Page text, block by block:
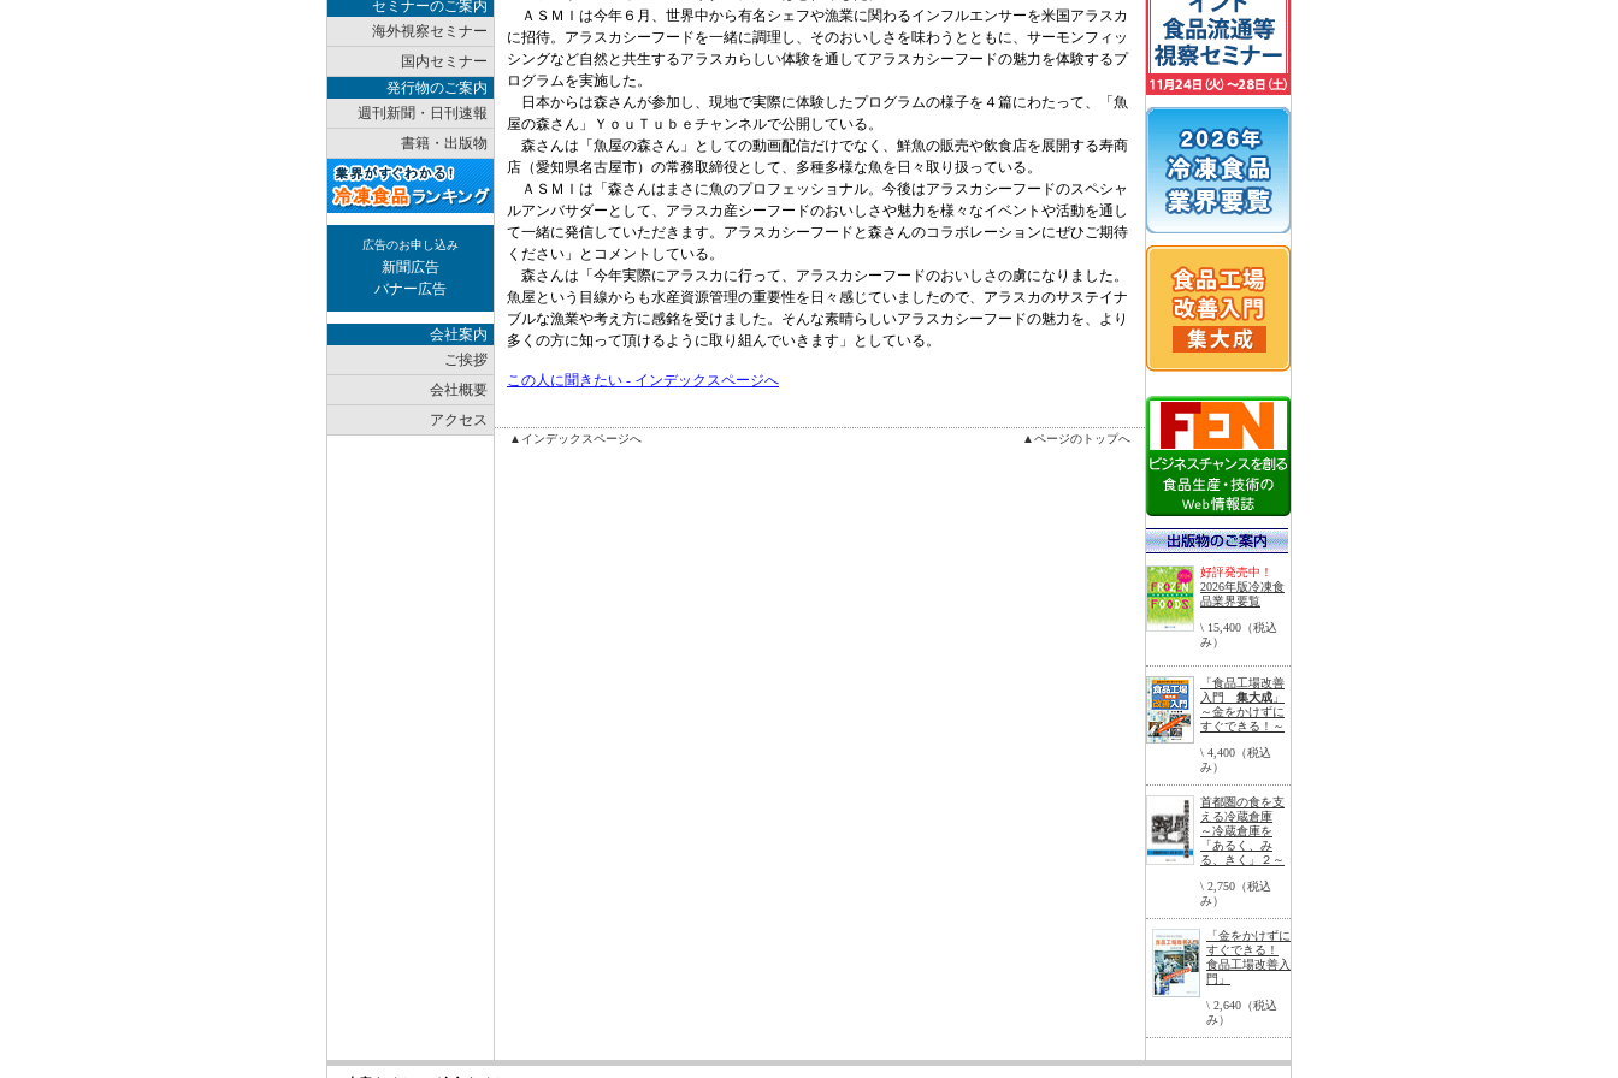
セミナーのご案内
海外視察セミナー
国内セミナー
発行物のご案内
週刊新聞・日刊速報
書籍・出版物
広告のお申し込み
新聞広告
バナー広告
会社案内
ご挨拶
会社概要
アクセス
ＡＳＭＩは今年６月、世界中から有名シェフや漁業に関わるインフルエンサーを米国アラスカ
に招待。アラスカシーフードを一緒に調理し、そのおいしさを味わうとともに、サーモンフィッ
シングなど自然と共生するアラスカらしい体験を通してアラスカシーフードの魅力を体験するプ
ログラムを実施した。
日本からは森さんが参加し、現地で実際に体験したプログラムの様子を４篇にわたって、「魚
屋の森さん」ＹｏｕＴｕｂｅチャンネルで公開している。
森さんは「魚屋の森さん」としての動画配信だけでなく、鮮魚の販売や飲食店を展開する寿商
店（愛知県名古屋市）の常務取締役として、多種多様な魚を日々取り扱っている。
ＡＳＭＩは「森さんはまさに魚のプロフェッショナル。今後はアラスカシーフードのスペシャ
ルアンバサダーとして、アラスカ産シーフードのおいしさや魅力を様々なイベントや活動を通し
て一緒に発信していただきます。アラスカシーフードと森さんのコラボレーションにぜひご期待
ください」とコメントしている。
森さんは「今年実際にアラスカに行って、アラスカシーフードのおいしさの虜になりました。
魚屋という目線からも水産資源管理の重要性を日々感じていましたので、アラスカのサステイナ
ブルな漁業や考え方に感銘を受けました。そんな素晴らしいアラスカシーフードの魅力を、より
多くの方に知って頂けるように取り組んでいきます」としている。
この人に聞きたい - インデックスページへ
▲インデックスページへ ▲ページのトップへ
好評発売中！
2026年版冷凍食
品業界要覧
\ 15,400（税込
み）
「食品工場改善
入門 集大成 」
～金をかけずに
すぐできる！～
\ 4,400（税込
み）
首都圏の食を支
える冷蔵倉庫
～冷蔵倉庫を
「あるく、み
る、きく」２～
\ 2,750（税込
み）
「金をかけずに
すぐできる！
食品工場改善入
門」
\ 2,640（税込
み）